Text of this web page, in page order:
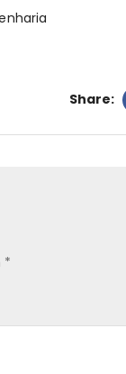
Share:
*